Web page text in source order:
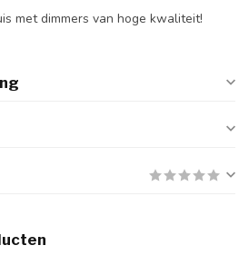
met dimmers van hoge kwaliteit!